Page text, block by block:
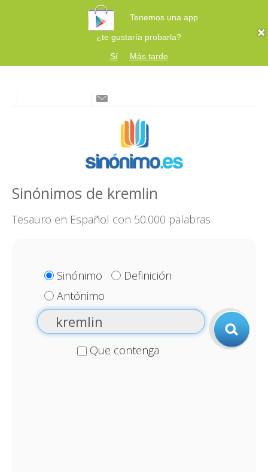
Tenemos una app
¿te gustaría probarla?
Sí
Más tarde
Sinónimos de kremlin
Tesauro en Español con 50.000 palabras
Sinónimo
Definición
Antónimo
Que contenga